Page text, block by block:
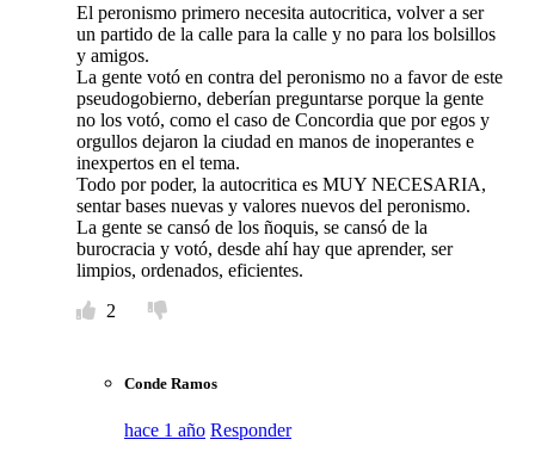
El peronismo primero necesita autocritica, volver a ser
un partido de la calle para la calle y no para los bolsillos
y amigos.
La gente votó en contra del peronismo no a favor de este
pseudogobierno, deberían preguntarse porque la gente
no los votó, como el caso de Concordia que por egos y
orgullos dejaron la ciudad en manos de inoperantes e
inexpertos en el tema.
Todo por poder, la autocritica es MUY NECESARIA,
sentar bases nuevas y valores nuevos del peronismo.
La gente se cansó de los ñoquis, se cansó de la
burocracia y votó, desde ahí hay que aprender, ser
limpios, ordenados, eficientes.
2
Conde Ramos
hace 1 año Responder